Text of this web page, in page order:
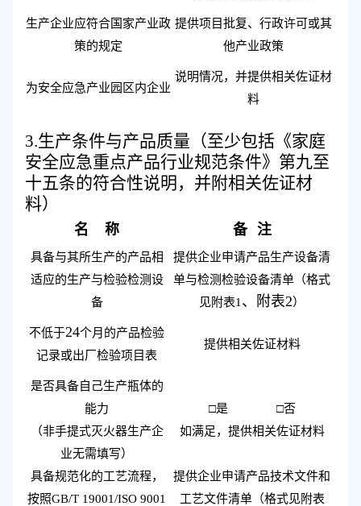
生产企业应符合国家产业政
策的规定
提供项目批复、行政许可或其
他产业政策
为安全应急产业园区内企业
说明情况，并提供相关佐证材
料
3.生产条件与产品质量（至少包括《家庭
安全应急重点产品行业规范条件》第九至
十五条的符合性说明，并附相关佐证材
料）
名 称 备 注
具备与其所生产的产品相
适应的生产与检验检测设
备
提供企业申请产品生产设备清
单与检测检验设备清单（格式
见附表1 、附表2）
不低于24个月的产品检验
记录或出厂检验项目表
提供相关佐证材料
是否具备自己生产瓶体的
能力
（非手提式灭火器生产企
业无需填写）
□是 □否
如满足， 提供相关佐证材料
具备规范化的工艺流程，
按照GB/T 19001/ISO 9001
提供企业申请产品技术文件和
工艺文件清单（格式见附表